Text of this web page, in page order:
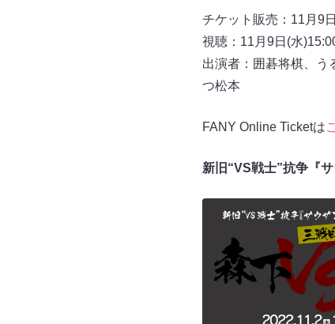
チケット販売：11月9
視聴：11月9日(水
出演者：囲碁将棋、う
つ松本
FANY Online Ticketは
新旧“VS戦士”抗争『